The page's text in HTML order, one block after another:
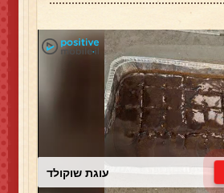
עוגת שוקולד